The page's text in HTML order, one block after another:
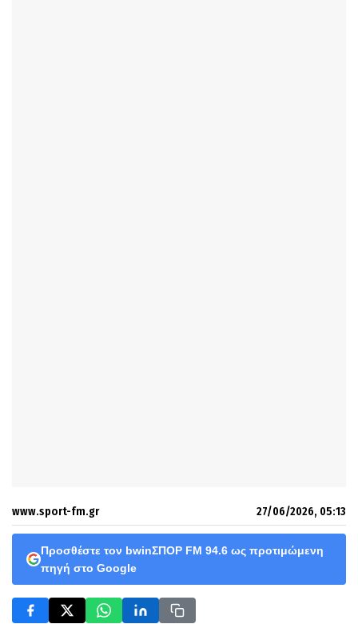
www.sport-fm.gr 27/06/2026, 05:13
Προσθέστε τον bwinΣΠΟΡ FM 94.6 ως προτιμώμενη
πηγή στο Google